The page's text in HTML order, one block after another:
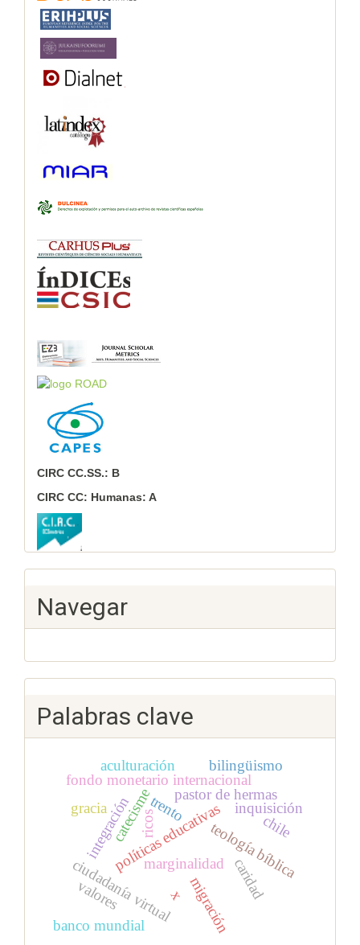
CIRC CC.SS.: B
CIRC CC: Humanas: A
Navegar
Palabras clave
x
políticas educativas
pastor de hermas
marginalidad
integración ricos
ciudadanía virtual
teología bíblica
banco mundial
fondo monetario internacional
migración
aculturación bilingüismo
gracia inquisición
caridad
chile
valores
catecismetrento